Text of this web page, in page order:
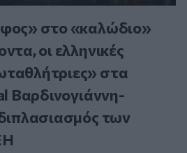
στο «καλώδιο»
οι ελληνικές
στα
Βαρδινογιάννη-
των